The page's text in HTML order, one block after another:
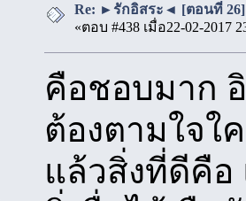
Re: ►รักอิสระ◄ [ตอนที่ 26]
«ตอบ #438 เมื่อ22-02-2017
คือชอบมาก
ต้องตามใจใ
แล้วสิ่งที่ดีคือ